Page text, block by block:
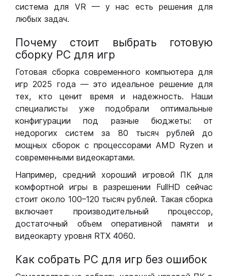
система для VR — у нас есть решения для
любых задач.
Почему стоит выбрать готовую
сборку РС для игр
Готовая сборка современного компьютера для
игр 2025 года — это идеальное решение для
тех, кто ценит время и надежность. Наши
специалисты уже подобрали оптимальные
конфигурации под разные бюджеты: от
недорогих систем за 80 тысяч рублей до
мощных сборок с процессорами AMD Ryzen и
современными видеокартами.
Например, средний хороший игровой ПК для
комфортной игры в разрешении FullHD сейчас
стоит около 100–120 тысяч рублей. Такая сборка
включает производительный процессор,
достаточный объем оперативной памяти и
видеокарту уровня RTX 4060.
Как собрать РС для игр без ошибок